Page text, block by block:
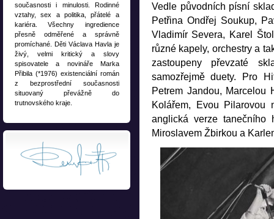
Vedle původních písní
Petřina Ondřej Soukup,
Vladimír Severa, Karel
různé kapely, orchestry a
zastoupeny převzaté
samozřejmě duety. Pro
Petrem Jandou, Marcelou
Kolářem, Evou Pilarovou
anglická verze
Miroslavem Žbirkou a
současnosti i minulosti. Rodinné
vztahy, sex a politika, přátelé a
kariéra. Všechny ingredience
přesně odměřené a správně
promíchané. Děti Václava Havla je
živý, velmi kritický a slovy
spisovatele a novináře Marka
Přibila (*1976) existenciální román
z bezprostřední současnosti
situovaný převážně do
trutnovského kraje.